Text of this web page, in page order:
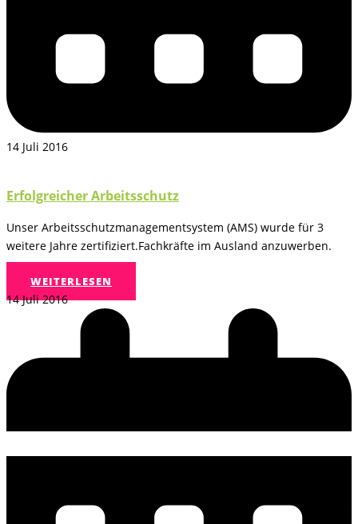
14 Juli 2016
Erfolgreicher Arbeitsschutz
Unser Arbeitsschutzmanagementsystem (AMS) wurde für 3
weitere Jahre zertifiziert.Fachkräfte im Ausland anzuwerben.
WEITERLESEN
14 Juli 2016